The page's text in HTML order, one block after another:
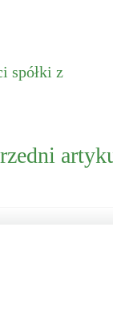
spółki z